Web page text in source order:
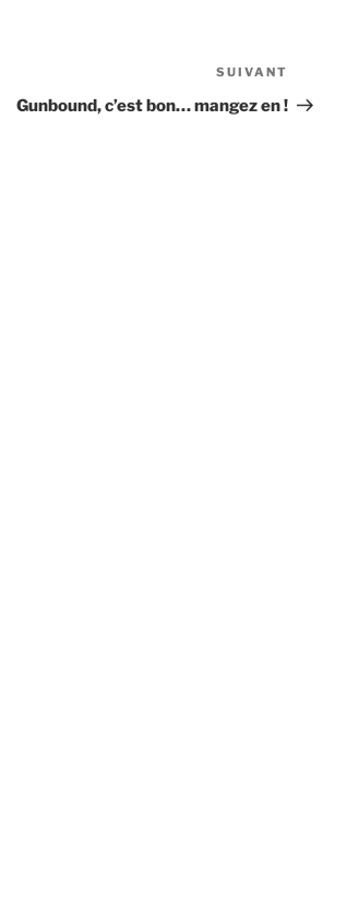
suivant
SUIVANT
Gunbound, c’est bon… mangez en !